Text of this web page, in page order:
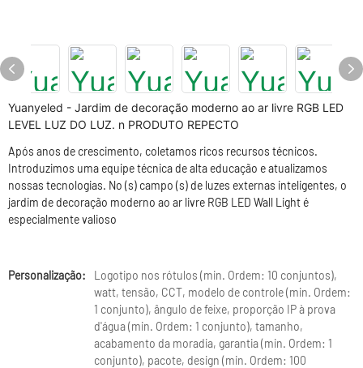
Yuanyeled - Jardim de decoração moderno ao ar livre RGB LED
LEVEL LUZ DO LUZ. n PRODUTO REPECTO
Após anos de crescimento, coletamos ricos recursos técnicos.
Introduzimos uma equipe técnica de alta educação e atualizamos
nossas tecnologias. No (s) campo (s) de luzes externas inteligentes, o
jardim de decoração moderno ao ar livre RGB LED Wall Light é
especialmente valioso
Personalização:
Logotipo nos rótulos (min. Ordem: 10 conjuntos),
watt, tensão, CCT, modelo de controle (min. Ordem:
1 conjunto), ângulo de feixe, proporção IP à prova
d'água (min. Ordem: 1 conjunto), tamanho,
acabamento da moradia, garantia (min. Ordem: 1
conjunto), pacote, design (min. Ordem: 100